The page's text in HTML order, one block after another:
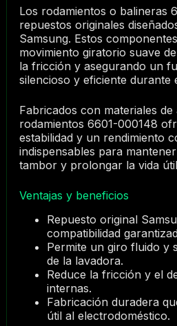
Los rodamientos o balineras
repuestos originales
Samsung. Estos
movimiento giratorio suave
la fricción y asegurando un
silencioso y eficiente durante
Fabricados con materiales
rodamientos 6601-000148
estabilidad y un rendimiento
indispensables para
tambor y prolongar la vida
Ventajas y beneficios
Repuesto original
compatibilidad
Permite un giro fluido y
de la lavadora.
Reduce la fricción y el
internas.
Fabricación duradera
útil al electrodoméstico.